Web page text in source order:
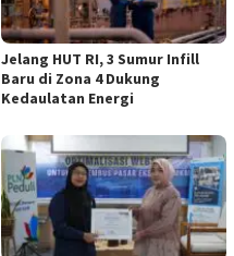
Jelang HUT RI, 3 Sumur Infill
Baru di Zona 4 Dukung
Kedaulatan Energi